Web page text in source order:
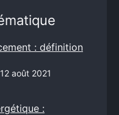
: définition
août 2021
: